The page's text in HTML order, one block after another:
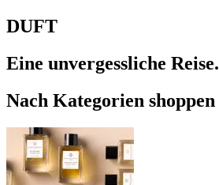
DUFT
Eine unvergessliche Reise.
Nach Kategorien shoppen